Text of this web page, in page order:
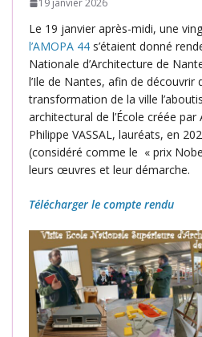
19 janvier 2026
Le 19 janvier après-midi, une
l’AMOPA 44 s’étaient donné
Nationale d’Architecture de
l’Ile de Nantes, afin de découvrir
transformation de la ville
architectural de l’École créée par
Philippe VASSAL, lauréats, en
(considéré comme le « prix
leurs œuvres et leur démarche.
Télécharger le compte rendu